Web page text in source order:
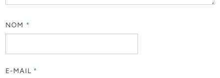
NOM *
E-MAIL *